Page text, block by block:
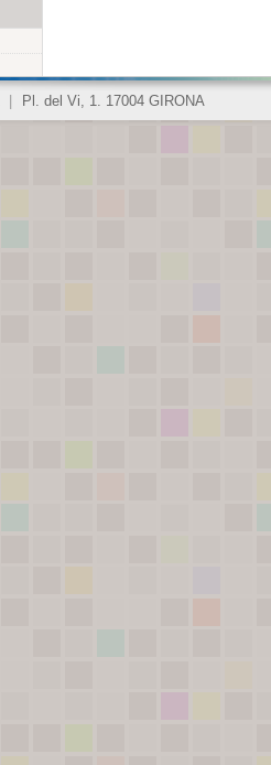
Pl. del Vi, 1. 17004 GIRONA